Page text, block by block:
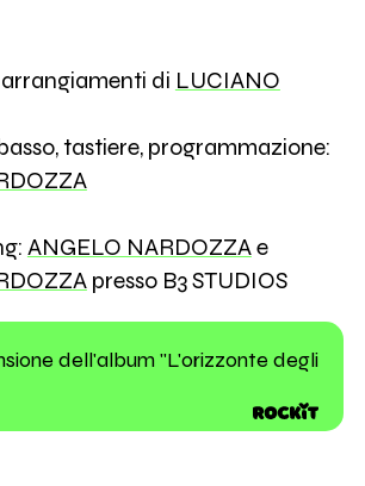
arrangiamenti di LUCIANO
tastiere, programmazione:
ANGELO NARDOZZAe
presso B3 STUDIOS
dell'album "L'orizzonte degli